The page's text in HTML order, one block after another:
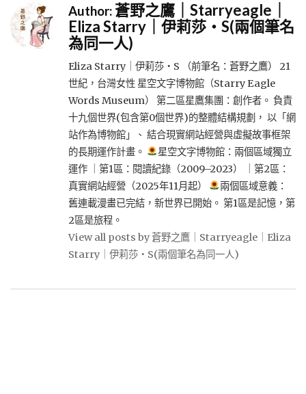
Author:蒼野之鷹｜Starryeagle｜
Eliza Starry｜伊莉莎・S(兩個筆名
為同一人)
Eliza Starry｜伊莉莎・S （前筆名：蒼野之鷹） 21
世紀，台灣女性 星空文字博物館（Starry Eagle
Words Museum） 第二區星鷹集團：創作者。 負責
十九個世界(包含第0個世界)的整體結構規劃， 以「網
站作為博物館」、 結合現實網站經營與虛擬故事框架
的長期運作計畫。
星空文字博物館：兩個區域獨立
運作 ｜第1區：閱讀紀錄（2009–2023） ｜第2區：
真實網站經營（2025年11月起）
兩個區域意義：
舊連載漫畫已完結，新世界已開始。 第1區是記憶，第
2區是旅程。
View all posts by 蒼野之鷹｜Starryeagle｜Eliza
Starry｜伊莉莎・S(兩個筆名為同一人)